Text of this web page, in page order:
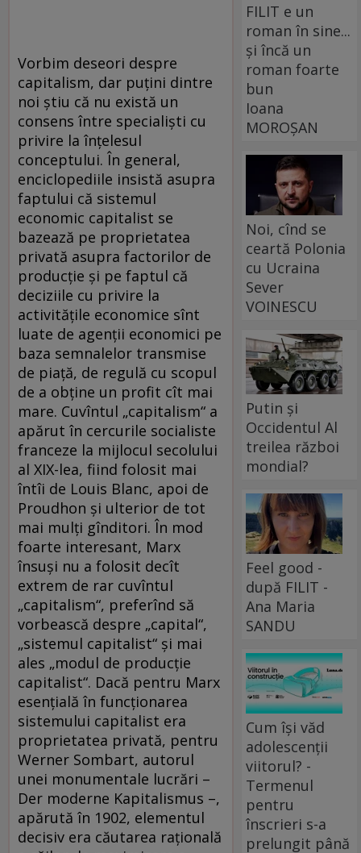
Vorbim deseori despre
capitalism, dar puţini dintre
noi ştiu că nu există un
consens între specialişti cu
privire la înţelesul
conceptului. În general,
enciclopediile insistă asupra
faptului că sistemul
economic capitalist se
bazează pe proprietatea
privată asupra factorilor de
producţie şi pe faptul că
deciziile cu privire la
activităţile economice sînt
luate de agenţii economici pe
baza semnalelor transmise
de piaţă, de regulă cu scopul
de a obţine un profit cît mai
mare. Cuvîntul „capitalism“ a
apărut în cercurile socialiste
franceze la mijlocul secolului
al XIX-lea, fiind folosit mai
întîi de Louis Blanc, apoi de
Proudhon şi ulterior de tot
mai mulţi gînditori. În mod
foarte interesant, Marx
însuşi nu a folosit decît
extrem de rar cuvîntul
„capitalism“, preferînd să
vorbească despre „capital“,
„sistemul capitalist“ şi mai
ales „modul de producţie
capitalist“. Dacă pentru Marx
esenţială în funcţionarea
sistemului capitalist era
proprietatea privată, pentru
Werner Sombart, autorul
unei monumentale lucrări –
Der moderne Kapitalismus –,
apărută în 1902, elementul
decisiv era căutarea raţională
FILIT e un
roman în sine...
și încă un
roman foarte
bun
Ioana
MOROȘAN
Noi, cînd se
ceartă Polonia
cu Ucraina
Sever
VOINESCU
Putin și
Occidentul Al
treilea război
mondial?
Feel good -
după FILIT -
Ana Maria
SANDU
Cum își văd
adolescenții
viitorul? -
Termenul
pentru
înscrieri s-a
prelungit până